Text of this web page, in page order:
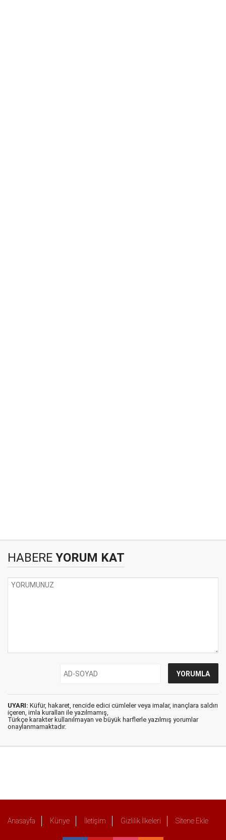
HABERE YORUM KAT
UYARI: Küfür, hakaret, rencide edici cümleler veya imalar, inançlara saldırı
içeren, imla kuralları ile yazılmamış,
Türkçe karakter kullanılmayan ve büyük harflerle yazılmış yorumlar
onaylanmamaktadır.
Anasayfa Künye İletişim Gizlilik İlkeleri Sitene Ekle